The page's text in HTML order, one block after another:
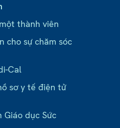
thành viên
cho sự chăm sóc
Cal
sơ y tế điện tử
Giáo dục Sức